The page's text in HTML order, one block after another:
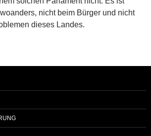
nicht beim Bürger und nicht
dieses Landes.